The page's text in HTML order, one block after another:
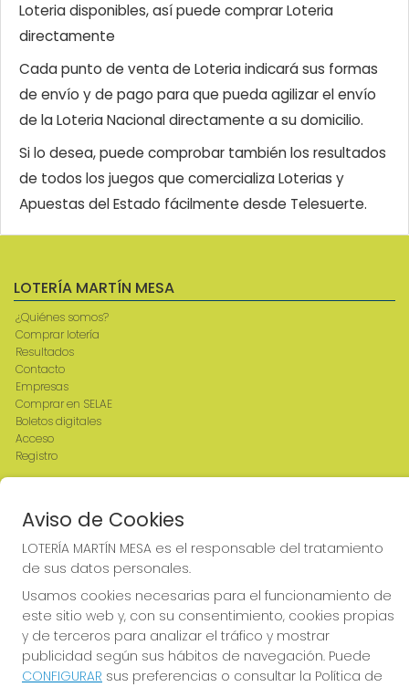
Loteria disponibles, así puede comprar Loteria
directamente
Cada punto de venta de Loteria indicará sus formas
de envío y de pago para que pueda agilizar el envío
de la Loteria Nacional directamente a su domicilio.
Si lo desea, puede comprobar también los resultados
de todos los juegos que comercializa Loterias y
Apuestas del Estado fácilmente desde Telesuerte.
LOTERÍA MARTÍN MESA
¿Quiénes somos?
Comprar lotería
Resultados
Contacto
Empresas
Comprar en SELAE
Boletos digitales
Acceso
Registro
CONTACTO
ADMINISTRACION DE LOTERIAS: 2-CIUDAD RODRIGO -
RECEPTOR OFICIAL: 64380
923482019
web@admon2martinmesa.es
Aviso de Cookies
LOTERÍA MARTÍN MESA es el responsable del tratamiento
de sus datos personales.
Usamos cookies necesarias para el funcionamiento de
este sitio web y, con su consentimiento, cookies propias
y de terceros para analizar el tráfico y mostrar
publicidad según sus hábitos de navegación. Puede
CONFIGURAR sus preferencias o consultar la Política de